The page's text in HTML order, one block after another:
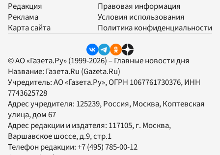
Редакция
Реклама
Карта сайта
Правовая информация
Условия использования
Политика конфиденциальности
© АО «Газета.Ру» (1999-2026) – Главные новости дня
Название: Газета.Ru (Gazeta.Ru)
Учредитель:АО «Газета.Ру», ОГРН 1067761730376, ИНН
7743625728
Адрес учредителя: 125239, Россия, Москва, Коптевская
улица, дом 67
Адрес редакции и издателя: 117105, г. Москва,
Варшавское шоссе, д.9, стр.1
Телефон редакции:+7 (495) 785-00-12